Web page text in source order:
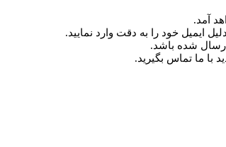
آمد.
ایمیل خود را به دقت وارد نمایید.
با ما تماس بگیرید.